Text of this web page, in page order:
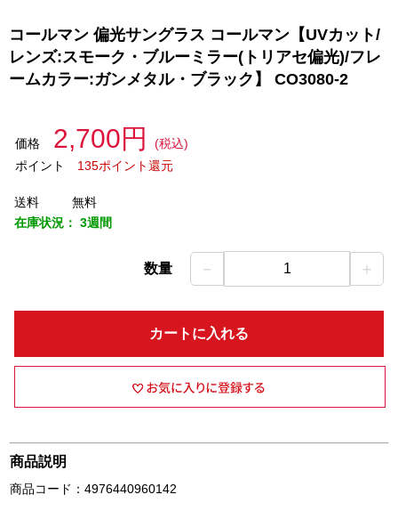
コールマン 偏光サングラス コールマン【UVカット/
レンズ:スモーク・ブルーミラー(トリアセ偏光)/フレ
ームカラー:ガンメタル・ブラック】 CO3080-2
価格 2,700円
(税込)
ポイント
135ポイント還元
送料
無料
在庫状況： 3週間
数量 － 1 ＋
カートに入れる
商品説明
商品コード：4976440960142